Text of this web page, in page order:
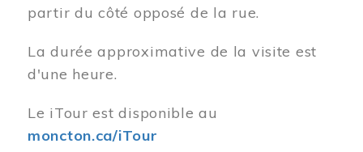
partir du côté opposé de la rue.
La durée approximative de la visite est
d'une heure.
Le iTour est disponible au
moncton.ca/iTour